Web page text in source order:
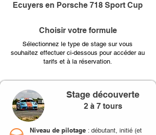
Ecuyers en Porsche 718 Sport Cup
Choisir votre formule
Sélectionnez le type de stage sur vous
souhaitez effectuer ci-dessous pour accéder au
tarifs et à la réservation.
Stage découverte
2 à 7 tours
Niveau de pilotage : débutant, initié (et